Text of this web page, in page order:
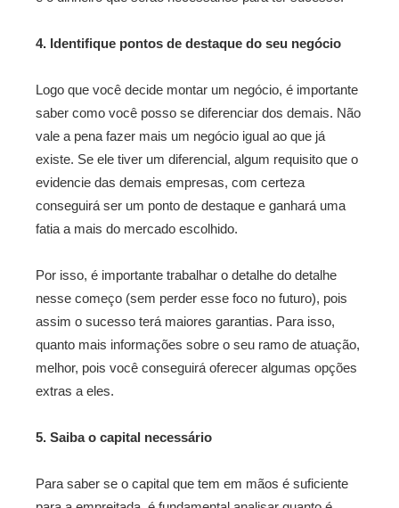
4. Identifique pontos de destaque do seu negócio
Logo que você decide montar um negócio, é importante
saber como você posso se diferenciar dos demais. Não
vale a pena fazer mais um negócio igual ao que já
existe. Se ele tiver um diferencial, algum requisito que o
evidencie das demais empresas, com certeza
conseguirá ser um ponto de destaque e ganhará uma
fatia a mais do mercado escolhido.
Por isso, é importante trabalhar o detalhe do detalhe
nesse começo (sem perder esse foco no futuro), pois
assim o sucesso terá maiores garantias. Para isso,
quanto mais informações sobre o seu ramo de atuação,
melhor, pois você conseguirá oferecer algumas opções
extras a eles.
5. Saiba o capital necessário
Para saber se o capital que tem em mãos é suficiente